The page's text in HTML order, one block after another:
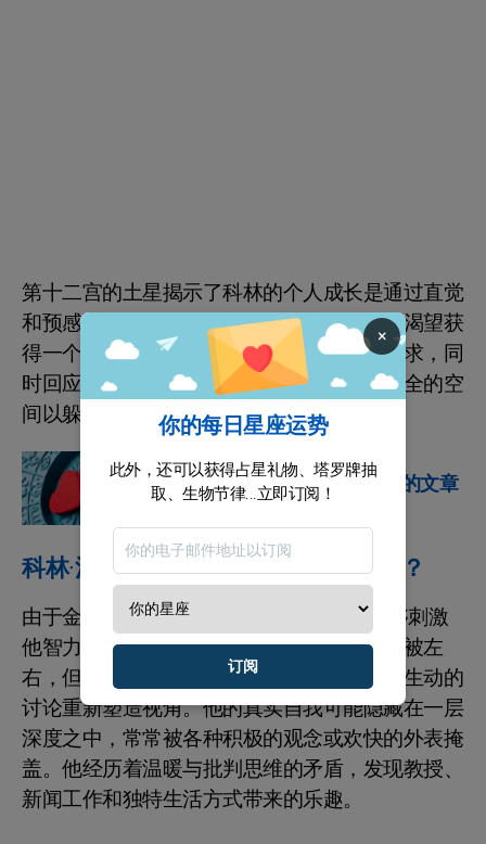
第十二宫的土星揭示了科林的个人成长是通过直觉
和预感驱动的，帮助他应对强烈的情感。他渴望获
得一个无拘无束的生活，拥抱自己的感性需求，同
时回应即时的需求，始终寻求一个宁静、安全的空
间以躲避潜在的威胁。
十二生肖
浏览我们关于这4个元素的文章
科林·法瑞尔的爱情生活为何如此迷人？
由于金星位于双子座，科林·法瑞尔在与能够刺激
他智力的人和事互动中茁壮成长。他不容易被左
右，但对他人的观点持开放态度，喜欢通过生动的
讨论重新塑造视角。他的真实自我可能隐藏在一层
深度之中，常常被各种积极的观念或欢快的外表掩
盖。他经历着温暖与批判思维的矛盾，发现教授、
新闻工作和独特生活方式带来的乐趣。
×
你的每日星座运势
此外，还可以获得占星礼物、塔罗牌抽
取、生物节律...立即订阅！
订阅